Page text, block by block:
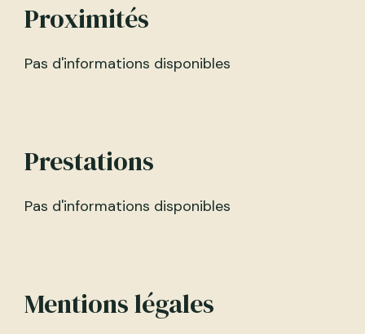
Proximités
Pas d'informations disponibles
Prestations
Pas d'informations disponibles
Mentions légales